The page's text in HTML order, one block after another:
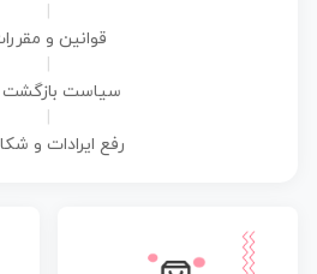
قوانین و
سیاست بازگشت
رفع ایرادات و